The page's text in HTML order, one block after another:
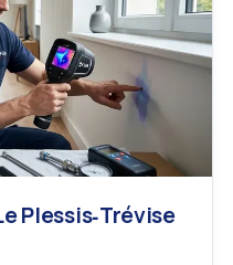
Plessis‑Trévise